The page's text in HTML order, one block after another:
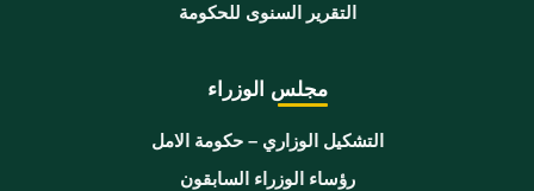
التقرير السنوى للحكومة
مجلس الوزراء
التشكيل الوزاري – حكومة الامل
رؤساء الوزراء السابقون